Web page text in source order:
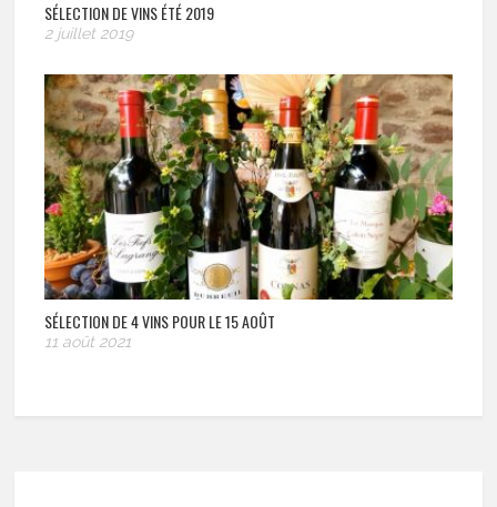
SÉLECTION DE VINS ÉTÉ 2019
2 juillet 2019
SÉLECTION DE 4 VINS POUR LE 15 AOÛT
11 août 2021